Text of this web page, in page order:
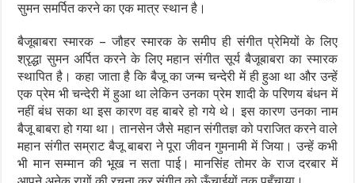
सुमन समर्पित करने का एक मात्र स्थान है।
बैजूबाबरा स्मारक – जौहर स्मारक के समीप ही संगीत प्रेमियों के लिए
श्रृद्धा सुमन अर्पित करने के लिए महान संगीत सूर्य बैजूबाबरा का स्मारक
स्थापित है। कहा जाता है कि बैजू का जन्म चन्देरी में ही हुआ था और उन्हें
एक प्रेम भी चन्देरी में हुआ था लेकिन उनका प्रेम शादी के परिणय बंधन में
नहीं बंध सका था इस कारण वह बाबरे हो गये थे। इस कारण उनका नाम
बैजू बाबरा हो गया था। तानसेन जैसे महान संगीतज्ञ को पराजित करने वाले
महान संगीत सम्राट बैजू बाबरा ने पूरा जीवन गुमनामी में जिया। उन्हें कभी
भी मान सम्मान की भूख न सता पाई। मानसिंह तोमर के राज दरबार में